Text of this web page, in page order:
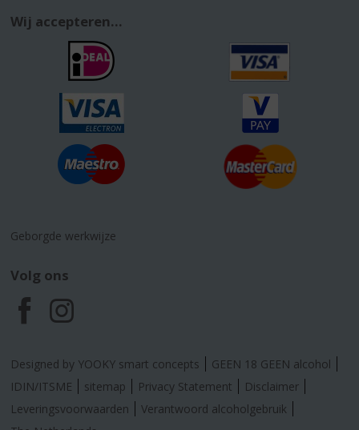
Wij accepteren...
Geborgde werkwijze
Volg ons
F
a
c
I
n
s
Designed by YOOKY smart concepts
GEEN 18 GEEN alcohol
IDIN/ITSME
sitemap Privacy Statement
Disclaimer
Leveringsvoorwaarden
Verantwoord alcoholgebruik